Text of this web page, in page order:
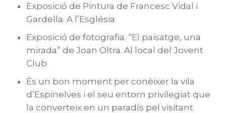
Exposició de Pintura de Francesc Vidal i
Gardella. A l’Església
Exposició de fotografia. “El paisatge, una
mirada” de Joan Oltra. Al local del Jovent
Club
És un bon moment per conèixer la vila
d’Espinelves i el seu entorn privilegiat que
la converteix en un paradís pel visitant.